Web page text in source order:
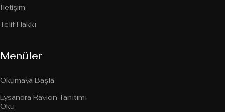
İletişim
Telif Hakkı
Menüler
Okumaya Başla
Lysandra Ravion Tanıtımı
Oku